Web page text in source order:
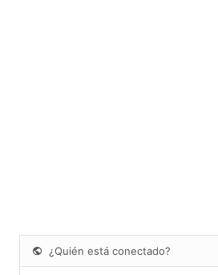
¿Quién está conectado?